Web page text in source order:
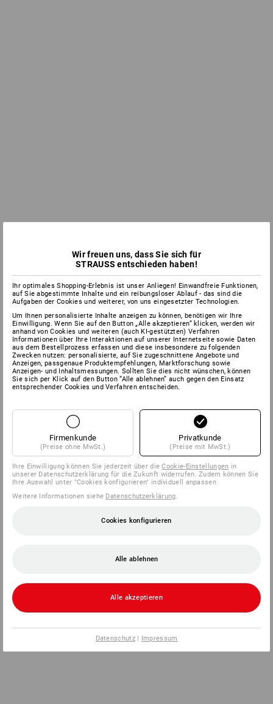
Wir freuen uns, dass Sie sich für
STRAUSS entschieden haben!
Ihr optimales Shopping-Erlebnis ist unser Anliegen! Einwandfreie Funktionen,
auf Sie abgestimmte Inhalte und ein reibungsloser Ablauf - das sind die
Aufgaben der Cookies und weiterer, von uns eingesetzter Technologien.
Um Ihnen personalisierte Inhalte anzeigen zu können, benötigen wir Ihre
Einwilligung. Wenn Sie auf den Button „Alle akzeptieren“ klicken, werden wir
anhand von Cookies und weiteren (auch KI-gestützten) Verfahren
Informationen über Ihre Interaktionen auf unserer Internetseite sowie Daten
aus dem Bestellprozess erfassen und diese insbesondere zu folgenden
Zwecken nutzen: personalisierte, auf Sie zugeschnittene Angebote und
Anzeigen, passgenaue Produktempfehlungen, Marktforschung sowie
Anzeigen- und Inhaltsmessungen. Sollten Sie dies nicht wünschen, können
Sie sich per Klick auf den Button “Alle ablehnen” auch gegen den Einsatz
entsprechender Cookies und Verfahren entscheiden.
Firmenkunde
(Preise ohne MwSt.)
Privatkunde
(Preise mit MwSt.)
Ihre Einwilligung können Sie jederzeit über dieCookie-Einstellungen in
unserer Datenschutzerklärung für die Zukunft widerrufen. Zudem können Sie
Ihre Auswahl unter "Cookies konfigurieren" individuell anpassen
Weitere Informationen siehe Datenschutzerklärung.
Cookies konfigurieren
Alle ablehnen
Alle akzeptieren
Datenschutz| Impressum